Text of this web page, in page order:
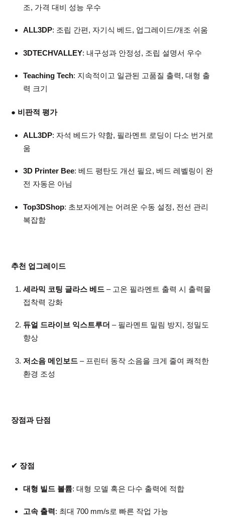
조, 가격 대비 성능 우수
ALL3DP: 조립 간편, 자기식 베드, 업그레이드/개조 쉬움
3DTECHVALLEY: 내구성과 안정성, 조립 설명서 우수
Teaching Tech: 지속적이고 일관된 고품질 출력, 대형 출
력 크기
● 비판적 평가
ALL3DP: 자석 베드가 약함, 필라멘트 로딩이 다소 번거로
움
3D Printer Bee: 베드 평탄도 개선 필요, 베드 레벨링이 완
전 자동은 아님
Top3DShop: 초보자에게는 어려운 수동 설정, 전선 관리
복잡함
추천 업그레이드
세라믹 코팅 글라스 베드 – 고온 필라멘트 출력 시 출력물
접착력 강화
듀얼 드라이브 익스트루더 – 필라멘트 밀림 방지, 정밀도
향상
저소음 메인보드 – 프린터 동작 소음을 크게 줄여 쾌적한
환경 조성
장점과 단점
✔ 장점
대형 빌드 볼륨: 대형 모델 혹은 다수 출력에 적합
고속 출력: 최대 700 mm/s로 빠른 작업 가능